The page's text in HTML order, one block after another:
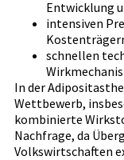
Entwicklung
intensiven
schnellen
In der
Wettbewerb,
kombinierte
Nachfrage, da
Volkswirtschaften